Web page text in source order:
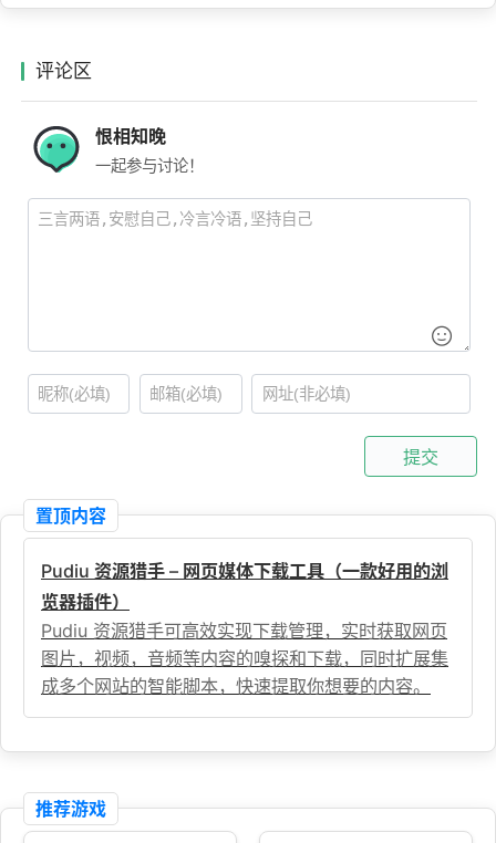
评论区
恨相知晚
一起参与讨论！
提交
置顶内容
Pudiu 资源猎手 – 网页媒体下载工具（一款好用的浏
览器插件）
Pudiu 资源猎手可高效实现下载管理，实时获取网页
图片，视频，音频等内容的嗅探和下载，同时扩展集
成多个网站的智能脚本，快速提取你想要的内容。
推荐游戏